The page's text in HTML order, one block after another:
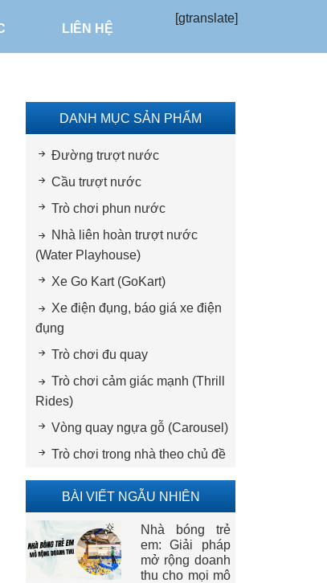
LIÊN HỆ
[gtranslate]
DANH MỤC SẢN PHẨM
Đường trượt nước
Cầu trượt nước
Trò chơi phun nước
Nhà liên hoàn trượt nước
(Water Playhouse)
Xe Go Kart (GoKart)
Xe điện đụng, báo giá xe điện
đụng
Trò chơi đu quay
Trò chơi cảm giác mạnh (Thrill
Rides)
Vòng quay ngựa gỗ (Carousel)
Trò chơi trong nhà theo chủ đề
BÀI VIẾT NGẪU NHIÊN
Nhà bóng trẻ
em: Giải pháp
mở rộng doanh
thu cho mọi mô